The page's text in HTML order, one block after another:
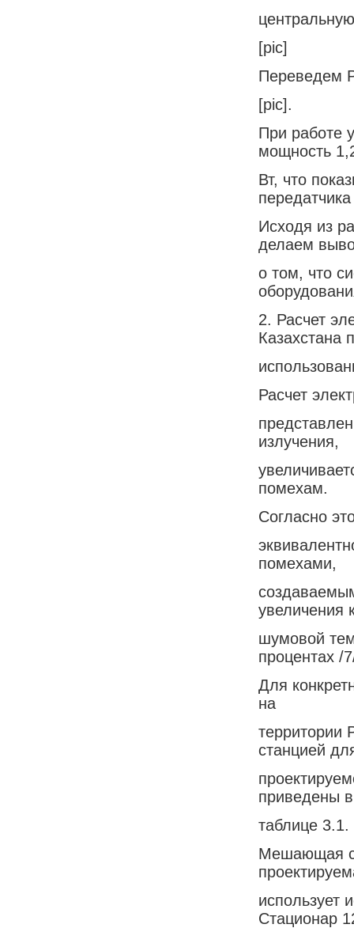
[pic]
Переведем
[pic].
При работе
мощность
Вт, что
Исходя из
делаем
о том, что
2. Расчет
Казахстана
Расчет
излучения,
помехам.
Согласно
помехами,
увеличения
шумовой
процентах /
Для
на
территории
станцией
приведены в
таблице 3.1.
Мешающая
использует
Стационар